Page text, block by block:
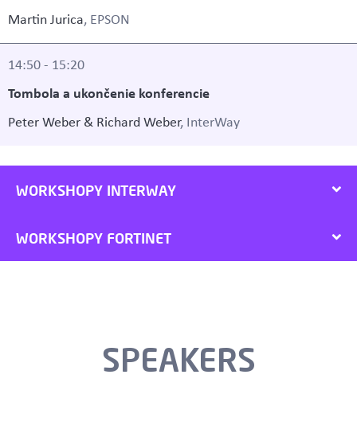
Martin Jurica, EPSON
14:50 - 15:20
Tombola a ukončenie konferencie
Peter Weber & Richard Weber, InterWay
WORKSHOPY INTERWAY
WORKSHOPY FORTINET
SPEAKERS